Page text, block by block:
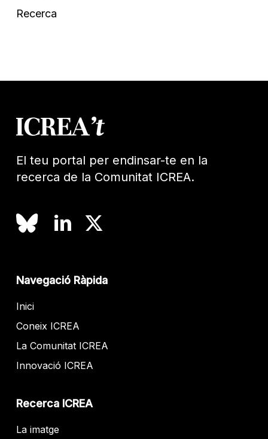
Recerca
El teu portal per endinsar-te en la
recerca de la Comunitat ICREA.
Navegació Ràpida
Inici
Coneix ICREA
La Comunitat ICREA
Innovació ICREA
Recerca ICREA
La imatge